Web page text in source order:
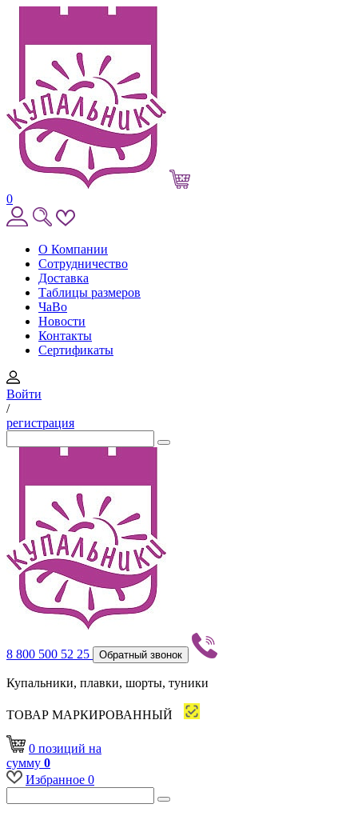
0
О Компании
Сотрудничество
Доставка
Таблицы размеров
ЧаВо
Новости
Контакты
Сертификаты
Войти
/
регистрация
8 800 500 52 25 Обратный звонок
Купальники, плавки, шорты, туники
ТОВАР МАРКИРОВАННЫЙ
0 позиций на
сумму 0
Избранное 0